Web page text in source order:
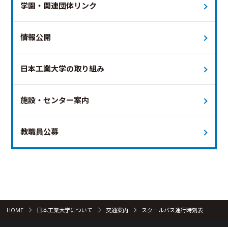
学園・関連団体リンク
情報公開
日本工業大学の取り組み
施設・センター案内
教職員公募
特別ダイヤ（オープンキャンパス）
運休日
未定 本日
HOME 日本工業大学について 交通案内 スクールバス運行時刻表